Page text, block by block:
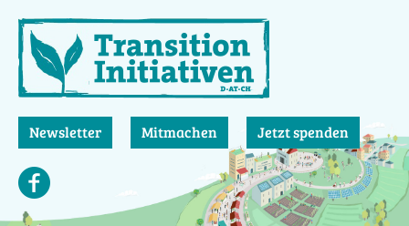
zum
Inhalt
Newsletter Mitmachen Jetzt spenden